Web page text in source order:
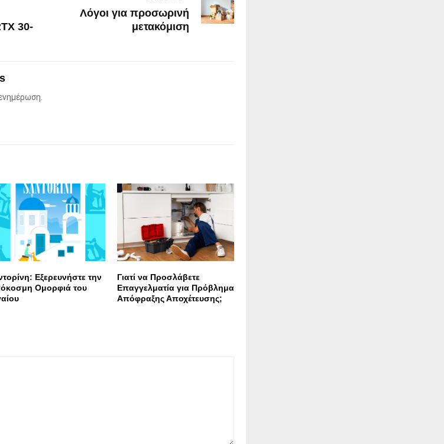
30-
Λόγοι για προσωρινή
μετακόμιση
Εξερευνήστε την
Ομορφιά του
Γιατί να Προσλάβετε
Επαγγελματία για Πρόβλημα
Απόφραξης Αποχέτευσης;